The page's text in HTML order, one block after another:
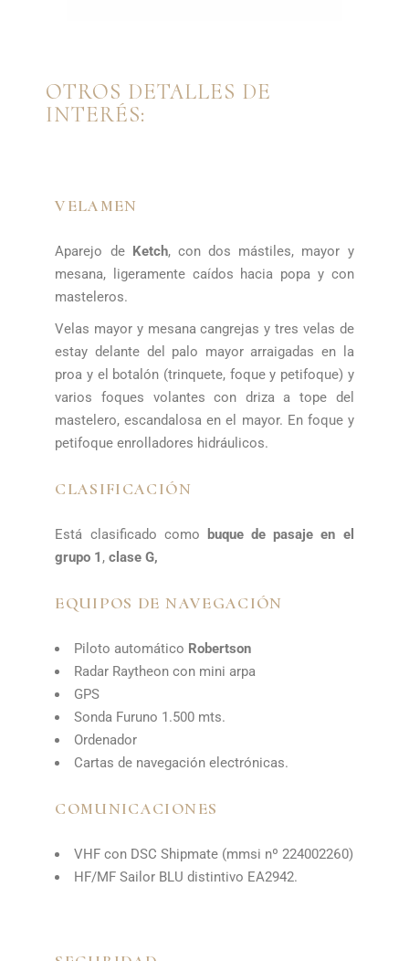
OTROS DETALLES DE
INTERÉS:
VELAMEN
Aparejo de Ketch, con dos mástiles, mayor y
mesana, ligeramente caídos hacia popa y con
masteleros.
Velas mayor y mesana cangrejas y tres velas de
estay delante del palo mayor arraigadas en la
proa y el botalón (trinquete, foque y petifoque) y
varios foques volantes con driza a tope del
mastelero, escandalosa en el mayor. En foque y
petifoque enrolladores hidráulicos.
CLASIFICACIÓN
Está clasificado como
buque de pasaje en el
grupo 1 ,clase G,
EQUIPOS DE NAVEGACIÓN
Piloto automático Robertson
Radar Raytheon con mini arpa
GPS
Sonda Furuno 1.500 mts.
Ordenador
Cartas de navegación electrónicas.
COMUNICACIONES
VHF con DSC Shipmate (mmsi nº 224002260)
HF/MF Sailor BLU distintivo EA2942.